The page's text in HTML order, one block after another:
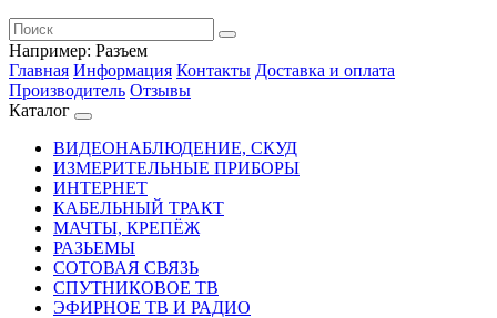
Например: Разъем
Главная Информация Контакты Доставка и оплата
Производитель Отзывы
Каталог
ВИДЕОНАБЛЮДЕНИЕ, СКУД
ИЗМЕРИТЕЛЬНЫЕ ПРИБОРЫ
ИНТЕРНЕТ
КАБЕЛЬНЫЙ ТРАКТ
МАЧТЫ, КРЕПЁЖ
РАЗЬЕМЫ
СОТОВАЯ СВЯЗЬ
СПУТНИКОВОЕ ТВ
ЭФИРНОЕ ТВ И РАДИО